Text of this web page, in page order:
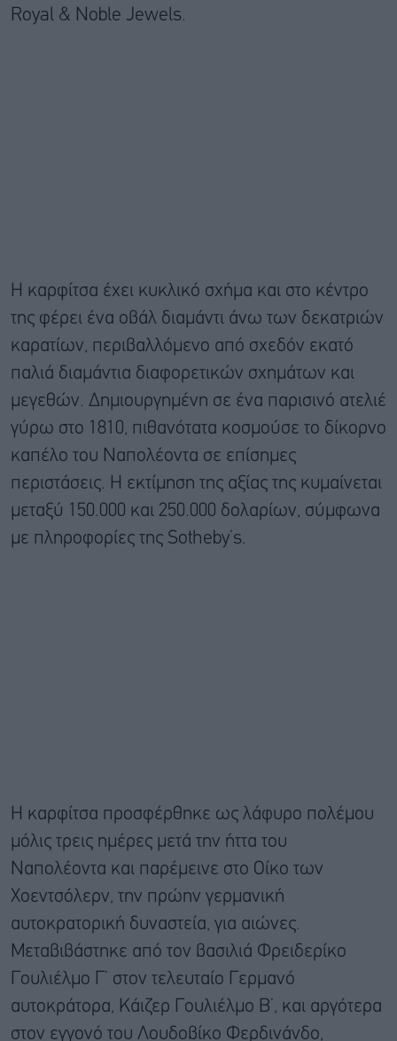
Royal & Noble Jewels.
Η καρφίτσα έχει κυκλικό σχήμα και στο κέντρο
της φέρει ένα οβάλ διαμάντι άνω των δεκατριών
καρατίων, περιβαλλόμενο από σχεδόν εκατό
παλιά διαμάντια διαφορετικών σχημάτων και
μεγεθών. Δημιουργημένη σε ένα παρισινό ατελιέ
γύρω στο 1810, πιθανότατα κοσμούσε το δίκορνο
καπέλο του Ναπολέοντα σε επίσημες
περιστάσεις. Η εκτίμηση της αξίας της κυμαίνεται
μεταξύ 150.000 και 250.000 δολαρίων, σύμφωνα
με πληροφορίες της Sotheby’s.
Η καρφίτσα προσφέρθηκε ως λάφυρο πολέμου
μόλις τρεις ημέρες μετά την ήττα του
Ναπολέοντα και παρέμεινε στο Οίκο των
Χοεντσόλερν, την πρώην γερμανική
αυτοκρατορική δυναστεία, για αιώνες.
Μεταβιβάστηκε από τον βασιλιά Φρειδερίκο
Γουλιέλμο Γ’ στον τελευταίο Γερμανό
αυτοκράτορα, Κάιζερ Γουλιέλμο Β’, και αργότερα
στον εγγονό του Λουδοβίκο Φερδινάνδο,